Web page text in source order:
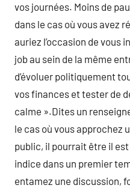
vos journées. Moins de
dans le cas où vous avez
auriez l’occasion de vous
job au sein de la même
d’évoluer politiquement
vos finances et tester de
calme ».Dites un
le cas où vous approchez
public, il pourrait être il
indice dans un premier
entamez une discussion,